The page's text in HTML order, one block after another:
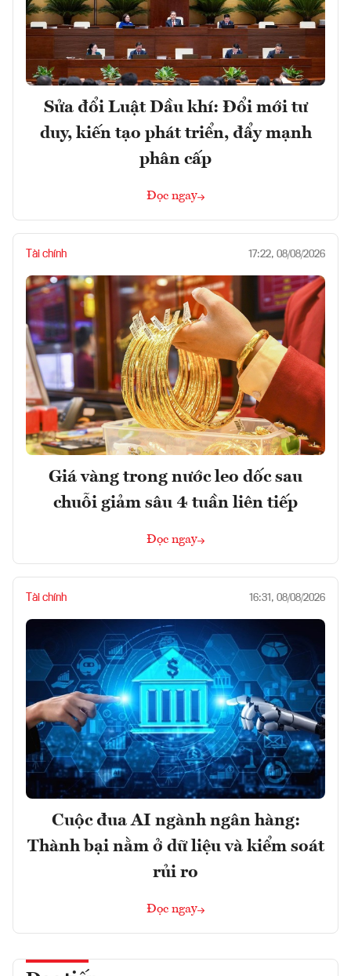
Sửa đổi Luật Dầu khí: Đổi mới tư
duy, kiến tạo phát triển, đẩy mạnh
phân cấp
Đọc ngay
Tài chính 17:22, 08/08/2026
Giá vàng trong nước leo dốc sau
chuỗi giảm sâu 4 tuần liên tiếp
Đọc ngay
Tài chính 16:31, 08/08/2026
Cuộc đua AI ngành ngân hàng:
Thành bại nằm ở dữ liệu và kiểm soát
rủi ro
Đọc ngay